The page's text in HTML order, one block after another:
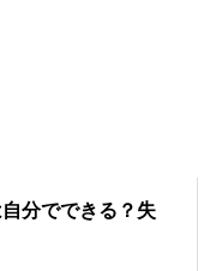
分でできる？失